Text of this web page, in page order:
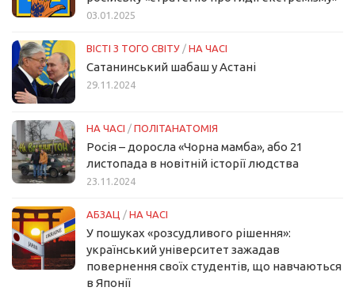
03.01.2025
ВІСТІ З ТОГО СВІТУ / НА ЧАСІ
Сатанинський шабаш у Астані
29.11.2024
НА ЧАСІ / ПОЛІТАНАТОМІЯ
Росія – доросла «Чорна мамба», або 21
листопада в новітній історії людства
23.11.2024
АБЗАЦ / НА ЧАСІ
У пошуках «розсудливого рішення»:
український університет зажадав
повернення своїх студентів, що навчаються
в Японії